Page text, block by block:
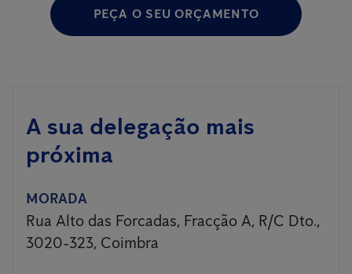
PEÇA O SEU ORÇAMENTO
A sua delegação mais
próxima
MORADA
Rua Alto das Forcadas, Fracção A, R/C Dto.,
3020-323, Coimbra